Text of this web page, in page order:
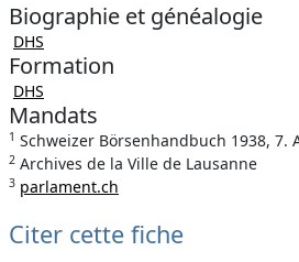
Biographie et généalogie
DHS
Formation
DHS
Mandats
1 Schweizer Börsenhandbuch 1938, 7.
2 Archives de la Ville de Lausanne
3 parlament.ch
Citer cette fiche